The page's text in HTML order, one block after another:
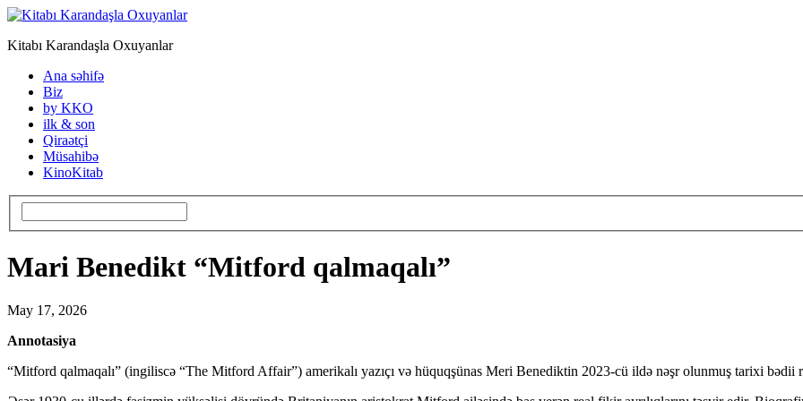
Kitabı Karandaşla Oxuyanlar
Ana səhifə
Biz
by KKO
ilk & son
Qiraətçi
Müsahibə
KinoKitab
Mari Benedikt “Mitford qalmaqalı”
May 17, 2026
Annotasiya
“Mitford qalmaqalı” (ingiliscə “The Mitford Affair”) amerikalı yazıçı və hüquqşünas Meri Benediktin 2023-cü ildə nəşr olunmuş tarixi bədii